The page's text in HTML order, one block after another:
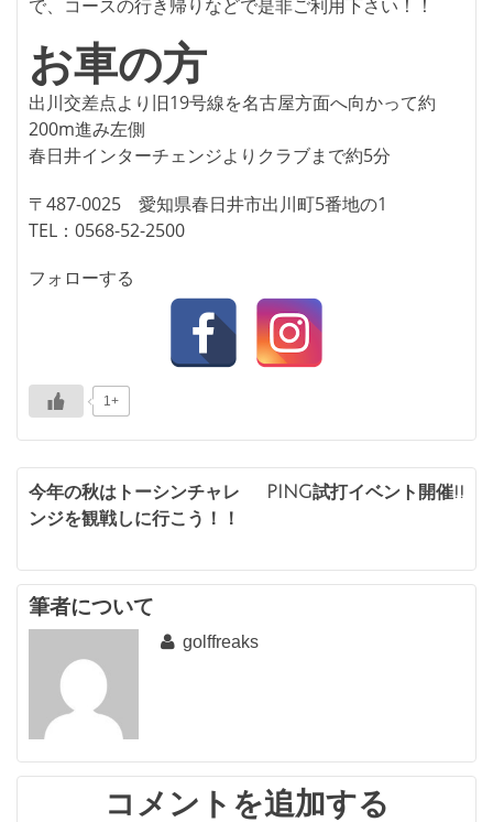
で、コースの行き帰りなどで是非ご利用下さい！！
お車の方
出川交差点より旧19号線を名古屋方面へ向かって約
200m進み左側
春日井インターチェンジよりクラブまで約5分
〒487-0025 愛知県春日井市出川町5番地の1
TEL：0568-52-2500
フォローする
1+
投
稿
ナ
ビ
ー
シ
ョ
今年の秋はトーシンチャレ
ンジを観戦しに行こう！！
PING試打イベント開催!!
筆者について
golffreaks
コメントを追加する